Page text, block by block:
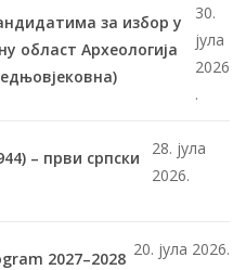
за избор у
област Археологија
30.
јула
2026
.
– први српски
28. јула
2026.
2027–2028 20. јула 2026.